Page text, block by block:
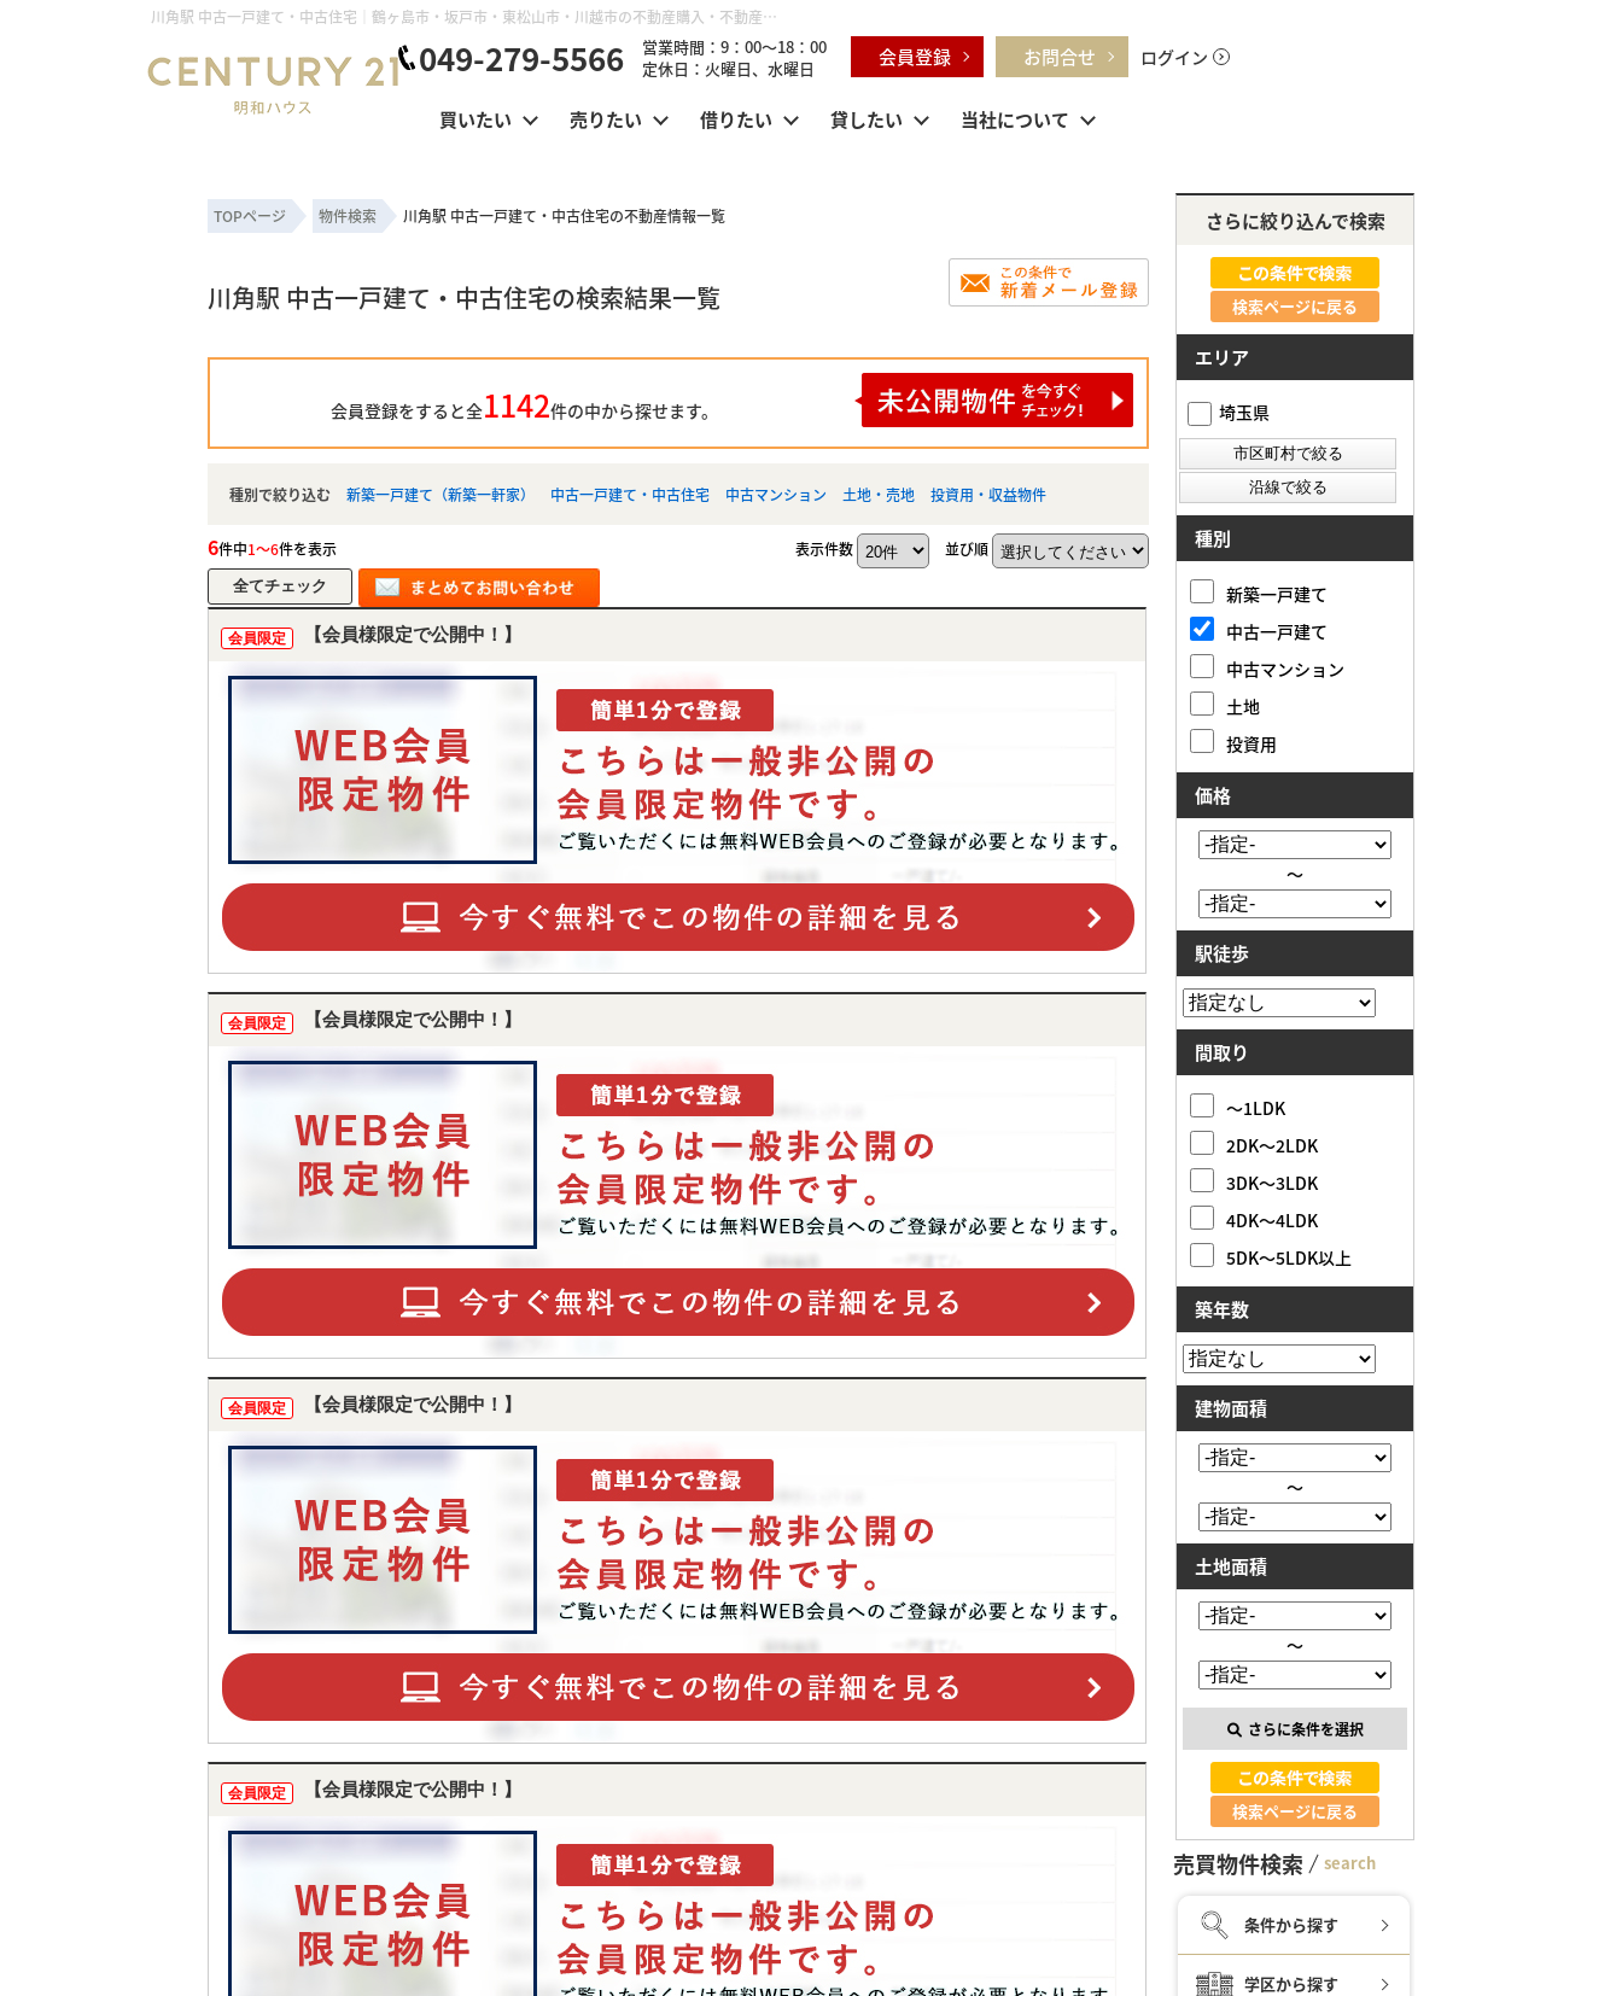
川角駅 中古一戸建て・中古住宅｜鶴ヶ島市・坂戸市・東松山市・川越市の不動産購入・不動産売却のことならセンチュリー21明和ハウス
049-279-5566
営業時間：9：00～18：00
定休日：火曜日、水曜日
会員登録 お問合せ ログイン
買いたい 売りたい 借りたい 貸したい 当社について
TOPページ 物件検索 川角駅 中古一戸建て・中古住宅の不動産情報一覧
川角駅 中古一戸建て・中古住宅の検索結果一覧
会員登録をすると全1142件の中から探せます。
種別で絞り込む 新築一戸建て（新築一軒家） 中古一戸建て・中古住宅 中古マンション 土地・売地 投資用・収益物件
6件中1～6件を表示 表示件数 並び順
会員限定 【会員様限定で公開中！】
会員限定 【会員様限定で公開中！】
会員限定 【会員様限定で公開中！】
会員限定 【会員様限定で公開中！】
さらに絞り込んで検索
検索ページに戻る
エリア
埼玉県
種別
新築一戸建て
中古一戸建て
中古マンション
土地
投資用
価格
～
駅徒歩
間取り
～1LDK
2DK～2LDK
3DK～3LDK
4DK～4LDK
5DK～5LDK以上
築年数
建物面積
～
土地面積
～
さらに条件を選択
検索ページに戻る
売買物件検索 search
条件から探す
学区から探す